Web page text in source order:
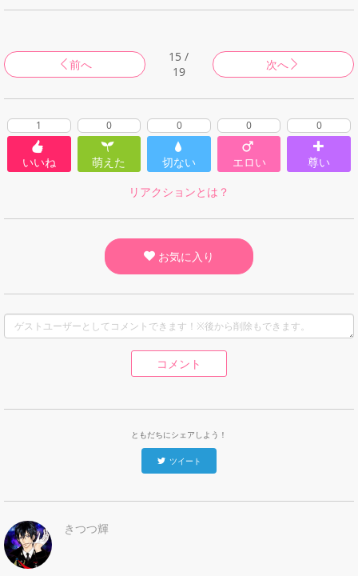
前へ
15 /
19
次へ
1
いいね
0
萌えた
0
切ない
0
エロい
0
尊い
リアクションとは？
お気に入り
コメント
ともだちにシェアしよう！
ツイート
きつつ輝